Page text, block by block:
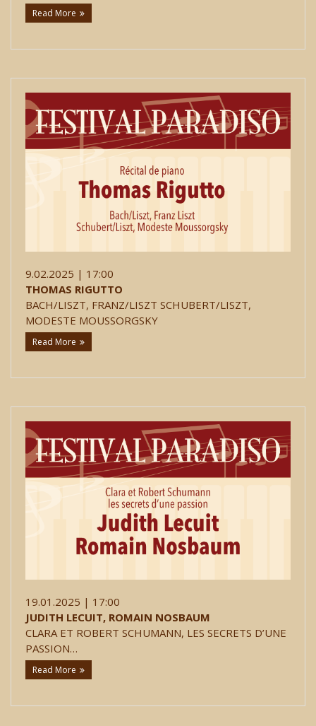
Read More
9.02.2025 | 17:00
THOMAS RIGUTTO
BACH/LISZT, FRANZ/LISZT SCHUBERT/LISZT,
MODESTE MOUSSORGSKY
Read More
19.01.2025 | 17:00
JUDITH LECUIT, ROMAIN NOSBAUM
CLARA ET ROBERT SCHUMANN, LES SECRETS D’UNE
PASSION…
Read More